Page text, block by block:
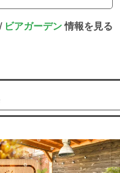
/ ビアガーデン情報を見る